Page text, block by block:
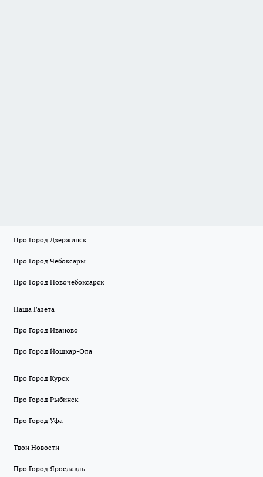
Про Город Дзержинск
Про Город Чебоксары
Про Город Новочебоксарск
Наша Газета
Про Город Иваново
Про Город Йошкар-Ола
Про Город Курск
Про Город Рыбинск
Про Город Уфа
Твои Новости
Про Город Ярославль